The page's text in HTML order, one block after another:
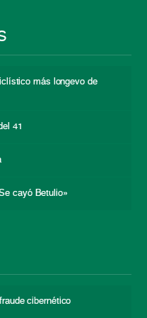
más longevo de
41
cayó Betulio»
cibernético